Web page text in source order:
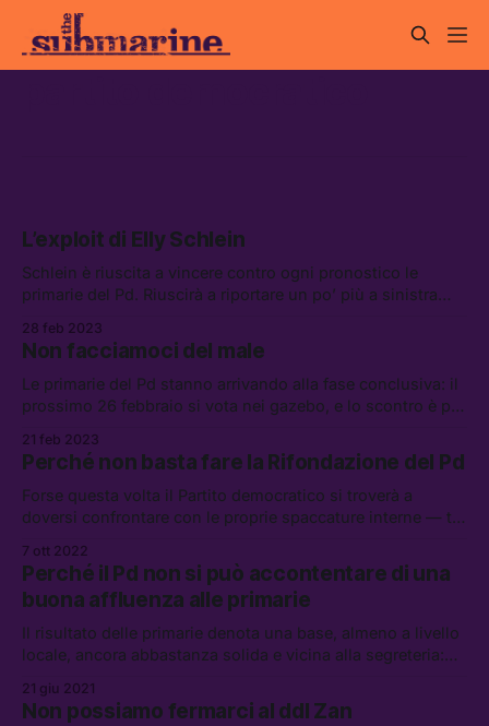
L’exploit di Elly Schlein
Schlein è riuscita a vincere contro ogni pronostico le
primarie del Pd. Riuscirà a riportare un po’ più a sinistra
politico italiano?
28 feb 2023
Non facciamoci del male
Le primarie del Pd stanno arrivando alla fase conclusiva: il
prossimo 26 febbraio si vota nei gazebo, e lo scontro è più
uno scontro frontale?
21 feb 2023
Perché non basta fare la Rifondazione del Pd
Forse questa volta il Partito democratico si troverà a
doversi confrontare con le proprie spaccature interne — tra
è che non cambi niente
7 ott 2022
Perché il Pd non si può accontentare di una
buona affluenza alle primarie
Il risultato delle primarie denota una base, almeno a livello
locale, ancora abbastanza solida e vicina alla segreteria:
il M5S è la meno complessa
21 giu 2021
Non possiamo fermarci al ddl Zan